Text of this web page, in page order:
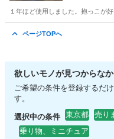
１年ほど使用しました。抱っこが
ページTOPへ
欲しいモノが見つからな
ご希望の条件を登録するだ
す。
選択中の条件 東京都 売り
乗り物、ミニチュア